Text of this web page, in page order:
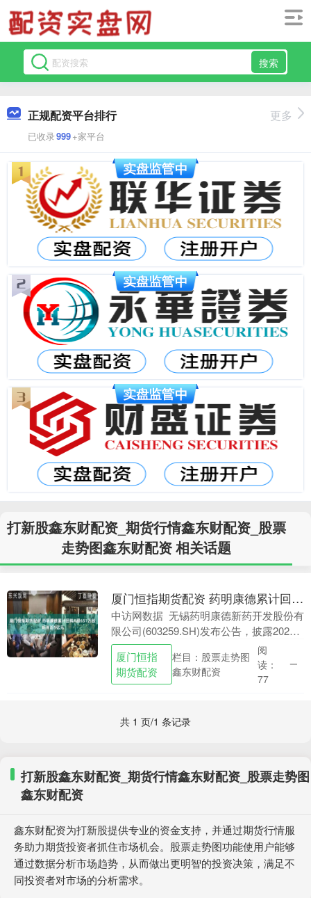
搜索
正规配资平台排行
已收录999+家平台
更多
打新股鑫东财配资_期货行情鑫东财配资_股票
走势图鑫东财配资 相关话题
厦门恒指期货配资 药明康德累计回购A股651万股 耗资近5亿元
中访网数据 无锡药明康德新药开发股份有
限公司(603259.SH)发布公告，披露2025
年第一次股份回购计划的最新进展。截至
2025年7月31日，公司已通过集....
厦门恒指
期货配资
栏目：股票走势图
鑫东财配资
阅
读：
77
共 1 页/1 条记录
打新股鑫东财配资_期货行情鑫东财配资_股票走势图
鑫东财配资
鑫东财配资为打新股提供专业的资金支持，并通过期货行情服
务助力期货投资者抓住市场机会。股票走势图功能使用户能够
通过数据分析市场趋势，从而做出更明智的投资决策，满足不
同投资者对市场的分析需求。